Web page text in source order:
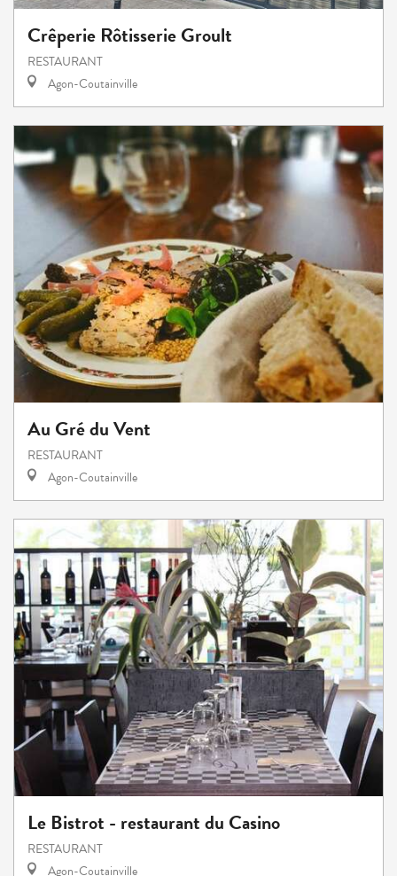
Crêperie Rôtisserie Groult
RESTAURANT
Agon-Coutainville
Au Gré du Vent
RESTAURANT
Agon-Coutainville
Le Bistrot - restaurant du Casino
RESTAURANT
Agon-Coutainville